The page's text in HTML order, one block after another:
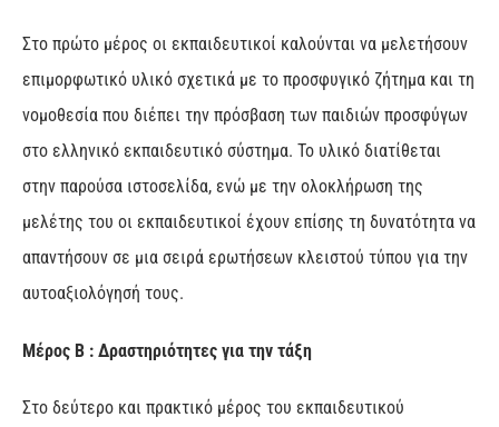
Στο πρώτο μέρος οι εκπαιδευτικοί καλούνται να μελετήσουν
επιμορφωτικό υλικό σχετικά με το προσφυγικό ζήτημα και τη
νομοθεσία που διέπει την πρόσβαση των παιδιών προσφύγων
στο ελληνικό εκπαιδευτικό σύστημα. Το υλικό διατίθεται
στην παρούσα ιστοσελίδα, ενώ με την ολοκλήρωση της
μελέτης του οι εκπαιδευτικοί έχουν επίσης τη δυνατότητα να
απαντήσουν σε μια σειρά ερωτήσεων κλειστού τύπου για την
αυτοαξιολόγησή τους.
Μέρος Β : Δραστηριότητες για την τάξη
Στο δεύτερο και πρακτικό μέρος του εκπαιδευτικού